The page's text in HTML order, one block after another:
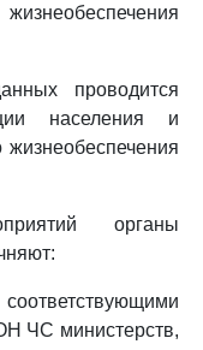
проводится
населения и
жизнеобеспечения
органы
ЧС министерств,